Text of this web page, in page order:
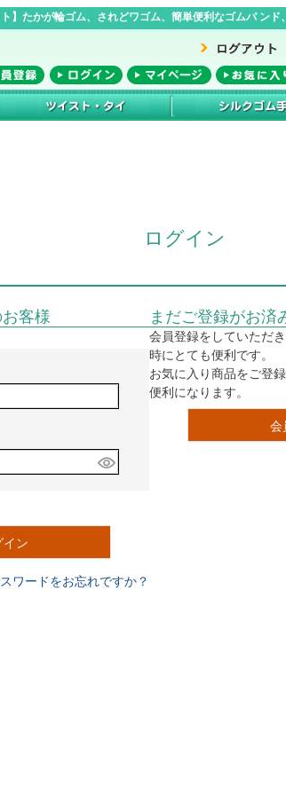
ト】たかが輪ゴム、されどワゴム、簡単便利なゴムバ ン
ログイン
客様
イン
ワードをお忘れですか？
まだご登録がお済
会員登録をしていただ
時にとても便利です。
お気に入り商品をご登
便利になります。
会